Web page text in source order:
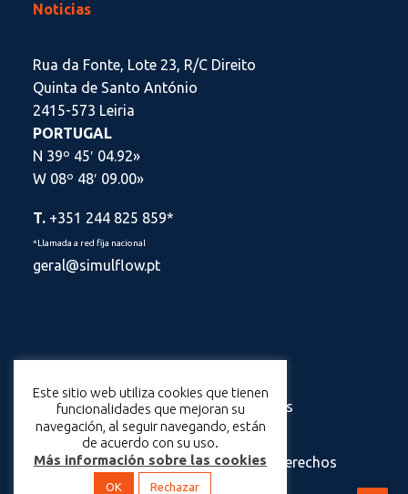
Noticias
Rua da Fonte, Lote 23, R/C Direito
Quinta de Santo António
2415-573 Leiria
PORTUGAL
N 39º 45′ 04.92»
W 08º 48′ 09.00»
T. +351 244 825 859*
*Llamada a red fija nacional
geral@simulflow.pt
Política de Privacidad
Información sobre Cookies
© 2025 Simulflow – Todos los derechos
reservados.
Este sitio web utiliza cookies que tienen
funcionalidades que mejoran su
navegación, al seguir navegando, están
de acuerdo con su uso.
Más información sobre las cookies
OK Rechazar